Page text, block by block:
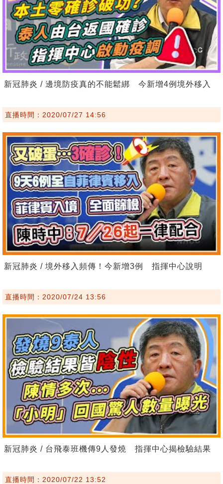
新冠肺炎 / 邊境防疫真的不能鬆綁 今新增4例境外移入
直播時間：2020/07/27 14:56
新冠肺炎 / 境外移入頻傳！今新增3例 指揮中心說明
直播時間：2020/07/24 13:56
新冠肺炎 / 台飛泰班機傳9人發燒 指揮中心揭檢驗結果
直播時間：2020/07/22 13:52